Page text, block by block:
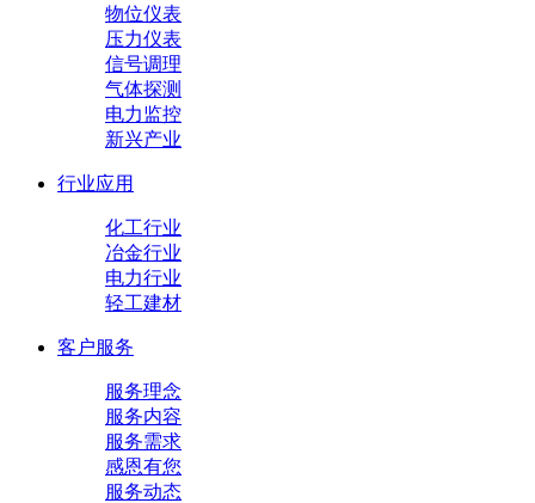
物位仪表
压力仪表
信号调理
气体探测
电力监控
新兴产业
行业应用
化工行业
冶金行业
电力行业
轻工建材
客户服务
服务理念
服务内容
服务需求
感恩有您
服务动态